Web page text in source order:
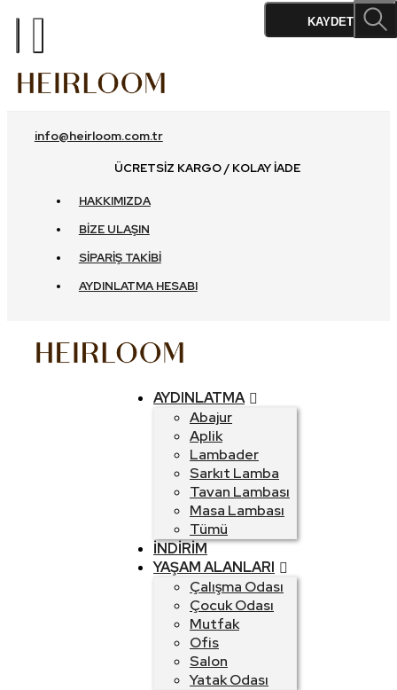
info@heirloom.com.tr
ÜCRETSIZ KARGO / KOLAY İADE
HAKKIMIZDA
BIZE ULAŞIN
SIPARIŞ TAKIBI
AYDINLATMA HESABI
AYDINLATMA
Abajur
Aplik
Lambader
Sarkıt Lamba
Tavan Lambası
Masa Lambası
Tümü
İNDIRIM
YAŞAM ALANLARI
Çalışma Odası
Çocuk Odası
Mutfak
Ofis
Salon
Yatak Odası
%10
%10
%10
%10
%10
KAYDET